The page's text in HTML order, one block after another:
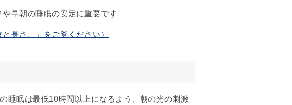
早朝の睡眠の安定に重要です
長さ。」をご覧ください）
睡眠は最低10時間以上になるよう、朝の光の刺激